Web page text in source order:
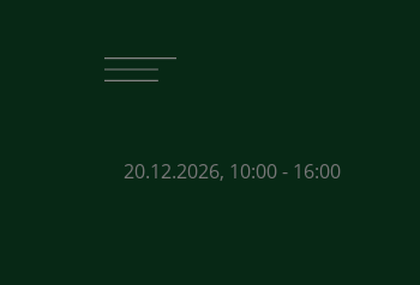
20.12.2026, 10:00 - 16:00